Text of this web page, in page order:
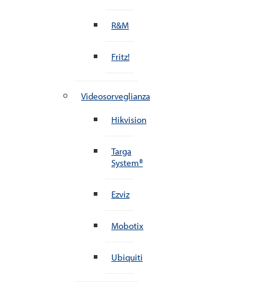
R&M
Fritz!
Videosorveglianza
Hikvision
Targa
System®
Ezviz
Mobotix
Ubiquiti